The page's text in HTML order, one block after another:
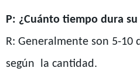
P: ¿Cuánto tiempo dura su
R: Generalmente son 5-10
según la cantidad.